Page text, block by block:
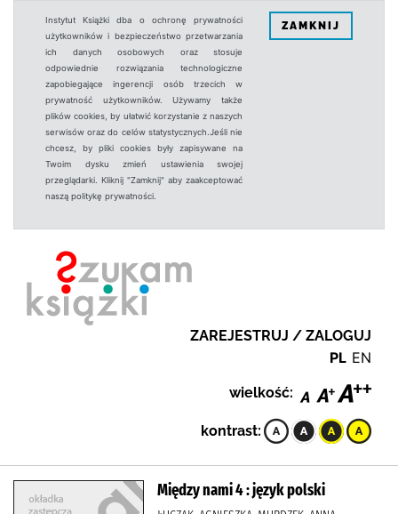
Instytut Książki dba o ochronę prywatności
użytkowników i bezpieczeństwo przetwarzania
ich danych osobowych oraz stosuje
odpowiednie rozwiązania technologiczne
zapobiegające ingerencji osób trzecich w
prywatność użytkowników. Używamy także
plików cookies, by ułatwić korzystanie z naszych
serwisów oraz do celów statystycznych.Jeśli nie
chcesz, by pliki cookies były zapisywane na
Twoim dysku zmień ustawienia swojej
przeglądarki. Kliknij "Zamknij" aby zaakceptować
naszą politykę prywatności.
ZAMKNIJ
ZAREJESTRUJ / ZALOGUJ
PL EN
wielkość:
kontrast:
Między nami 4 : język polski